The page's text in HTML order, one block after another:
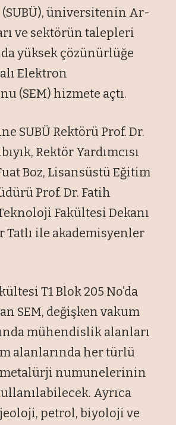
üniversitenin Ar-
ve sektörün talepleri
yüksek çözünürlüğe
Elektron
(SEM) hizmete açtı.
SUBÜ Rektörü Prof. Dr.
Rektör Yardımcısı
Boz, Lisansüstü Eğitim
Prof. Dr. Fatih
Fakültesi Dekanı
Tatlı ile akademisyenler
T1 Blok 205 No’da
SEM, değişken vakum
mühendislik alanları
alanlarında her türlü
metalürji numunelerinin
Ayrıca
petrol, biyoloji ve